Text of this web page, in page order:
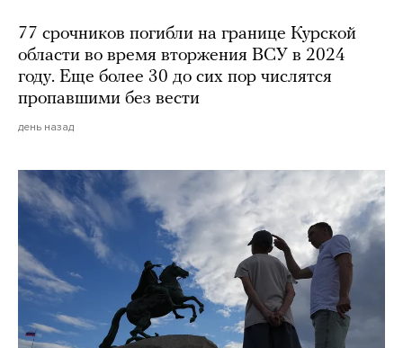
77 срочников погибли на границе Курской
области во время вторжения ВСУ в 2024
году. Еще более 30 до сих пор числятся
пропавшими без вести
день назад